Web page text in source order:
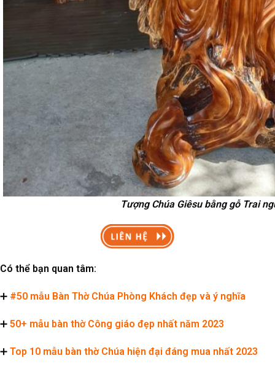
Tượng Chúa Giêsu bằng gỗ Trai
Có thể bạn quan tâm:
➕ #50 mẫu Bàn Thờ Chúa Phòng Khách đẹp và ý nghĩa
➕ 50+ mẫu bàn thờ Công giáo đẹp nhất năm 2023
➕ Top 10 mẫu bàn thờ Chúa hiện đại đáng mua nhất 2023